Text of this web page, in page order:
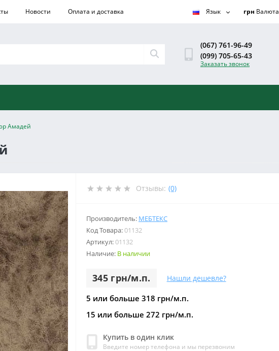
Новости Оплата и доставка Язык грн Валюта
(067) 761-96-49
(099) 705-65-43
Заказать звонок
Амадей
Отзывы: (0)
Производитель: МЕБТЕКС
Код Товара:01132
Артикул:01132
Наличие: В наличии
345 грн/м.п. Нашли дешевле?
5 или больше 318 грн/м.п.
15 или больше 272 грн/м.п.
Купить в один клик
Введите номер телефона и мы перезвоним